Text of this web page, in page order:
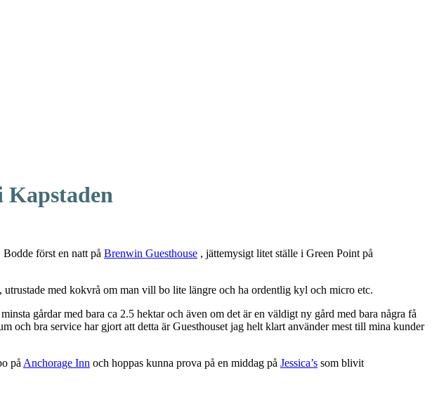
först en natt på Brenwin Guesthouse , jättemysigt litet ställe i Green Point på
med kokvrå om man vill bo lite längre och ha ordentlig kyl och micro etc.
gårdar med bara ca 2.5 hektar och även om det är en väldigt ny gård med bara några få
och bra service har gjort att detta är Guesthouset jag helt klart använder mest till mina kunder
på Anchorage Inn och hoppas kunna prova på en middag på Jessica’s som blivit